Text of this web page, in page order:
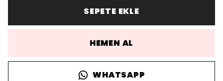
SEPETE EKLE
HEMEN AL
WHATSAPP